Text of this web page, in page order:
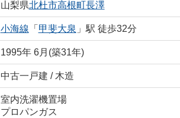
山梨県北杜市高根町長澤
小海線 「 甲斐大泉 」駅 徒歩32分
1995年 6月(築31年)
中古一戸建 / 木造
室内洗濯機置場
プロパンガス